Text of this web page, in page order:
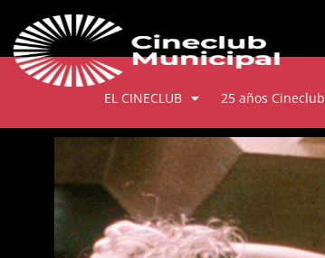
EL CINECLUB 25 años Cineclub